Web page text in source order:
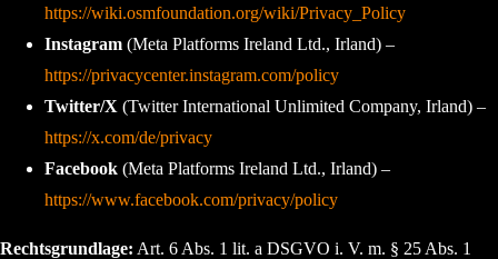
https://wiki.osmfoundation.org/wiki/Privacy_Policy
Instagram (Meta Platforms Ireland Ltd., Irland) –
https://privacycenter.instagram.com/policy
Twitter/X (Twitter International Unlimited Company, Irland) –
https://x.com/de/privacy
Facebook (Meta Platforms Ireland Ltd., Irland) –
https://www.facebook.com/privacy/policy
Rechtsgrundlage: Art. 6 Abs. 1 lit. a DSGVO i. V. m. § 25 Abs. 1